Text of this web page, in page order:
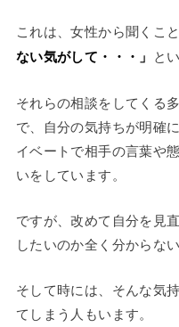
これは、女性から聞くこ
ない気がして・・・」 と
それらの相談をしてくる
で、自分の気持ちが明確
イベートで相手の言葉や
いをしています。
ですが、改めて自分を見
したいのか全く分からない
そして時には、そんな気
てしまう人もいます。